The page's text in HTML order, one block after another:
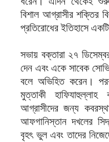
বিশাল আগ্রাসীর শক্তির
প্রতিরোধের ইতিহাসে
সভায় বক্তারা ২৭
দেন এবং একে সাবেক
বলে অভিহিত করেন।
মুত্তাকী হাফিযাহুল্লাহ
আগ্রাসীদের জন্য
আফগানিস্তান দখলের
বৃহৎ ভুল এবং তাদের